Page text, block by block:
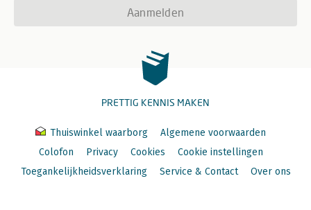
Aanmelden
PRETTIG KENNIS MAKEN
Thuiswinkel waarborg
Algemene voorwaarden
Colofon
Privacy Cookies
Cookie instellingen
Toegankelijkheidsverklaring
Service & Contact Over ons